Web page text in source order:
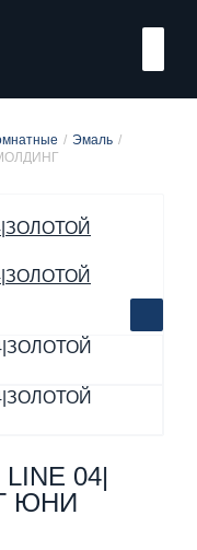
Эмаль
04|
ЮНИ